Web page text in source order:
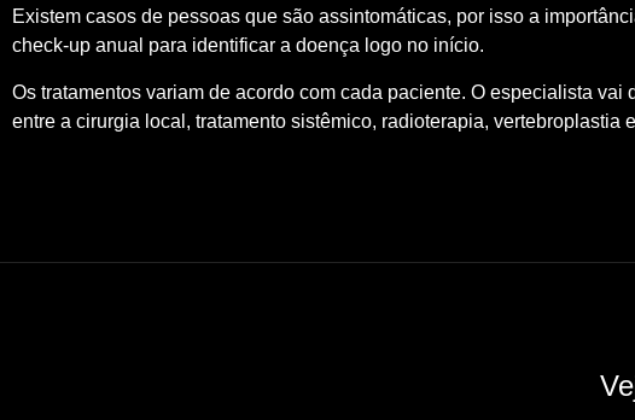
Existem casos de pessoas que são assintomáticas, por isso a
check-up anual para identificar a doença logo no início.
Os tratamentos variam de acordo com cada paciente. O especialista vai
entre a cirurgia local, tratamento sistêmico, radioterapia, vertebroplastia